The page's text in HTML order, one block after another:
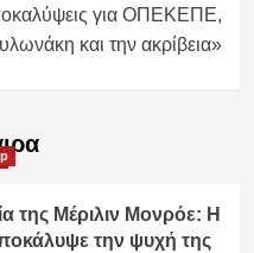
για ΟΠΕΚΕΠΕ,
και την ακρίβεια»
της Μέριλιν Μονρόε: Η
την ψυχή της